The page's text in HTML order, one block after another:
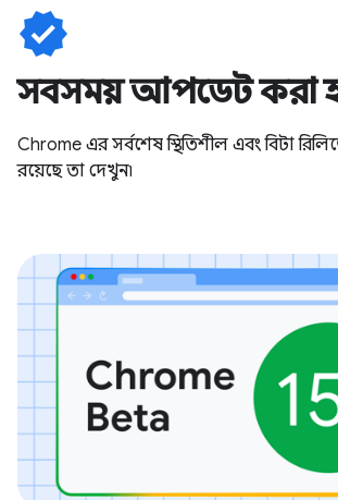
verified
সবসময় আপডেট করা
Chrome এর সর্বশেষ স্থিতিশীল এবং বিটা
রয়েছে তা দেখুন৷